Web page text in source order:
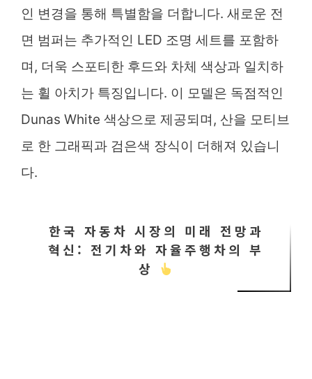
인 변경을 통해 특별함을 더합니다. 새로운 전
면 범퍼는 추가적인 LED 조명 세트를 포함하
며, 더욱 스포티한 후드와 차체 색상과 일치하
는 휠 아치가 특징입니다. 이 모델은 독점적인
Dunas White 색상으로 제공되며, 산을 모티브
로 한 그래픽과 검은색 장식이 더해져 있습니
다.
한국 자동차 시장의 미래 전망과
혁신: 전기차와 자율주행차의 부
상